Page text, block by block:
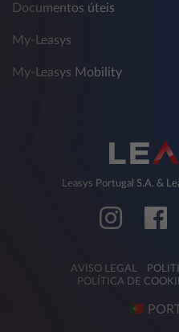
Documentos úteis
My-Leasys
My-Leasys Mobility
Leasys Portugal S.A. &
AVISO LEGAL
POLÍTICA DE